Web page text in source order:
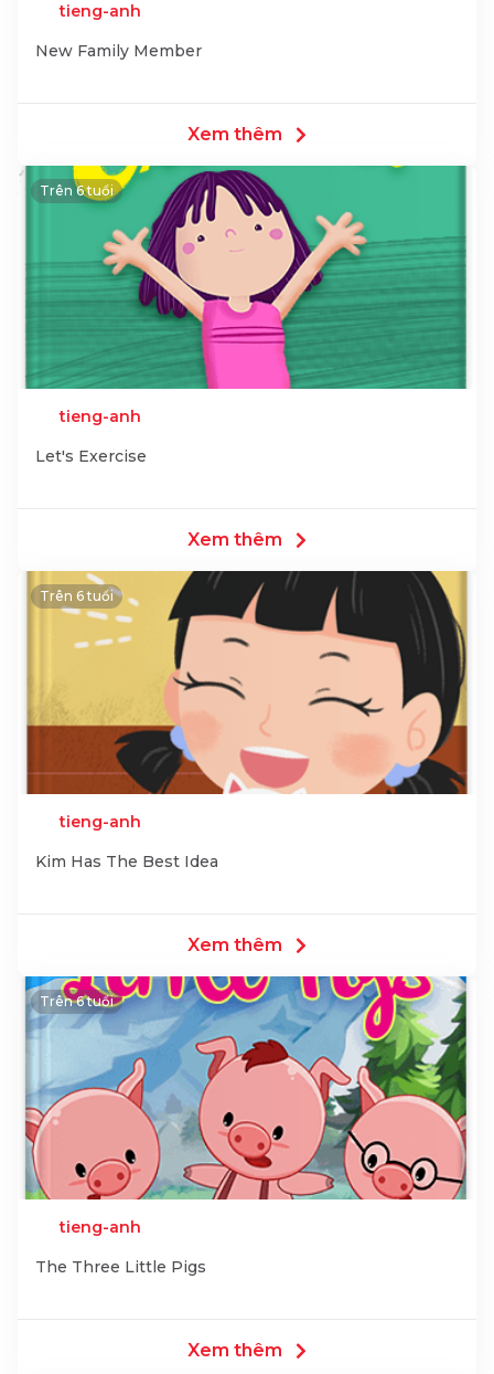
tieng-anh
New Family Member
Xem thêm
Trên 6 tuổi
tieng-anh
Let's Exercise
Xem thêm
Trên 6 tuổi
tieng-anh
Kim Has The Best Idea
Xem thêm
Trên 6 tuổi
tieng-anh
The Three Little Pigs
Xem thêm